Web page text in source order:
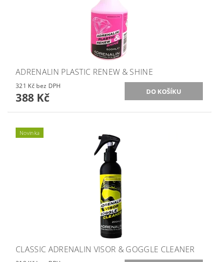
ADRENALIN PLASTIC RENEW & SHINE
321 Kč bez DPH
388 Kč
Novinka
CLASSIC ADRENALIN VISOR & GOGGLE CLEANER